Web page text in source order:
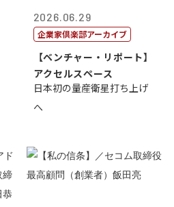
2026.06.29
企業家倶楽部アーカイブ
【ベンチャー・リポート】
アクセルスペース
日本初の量産衛星打ち上げ
へ